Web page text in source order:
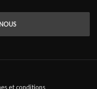
et conditions